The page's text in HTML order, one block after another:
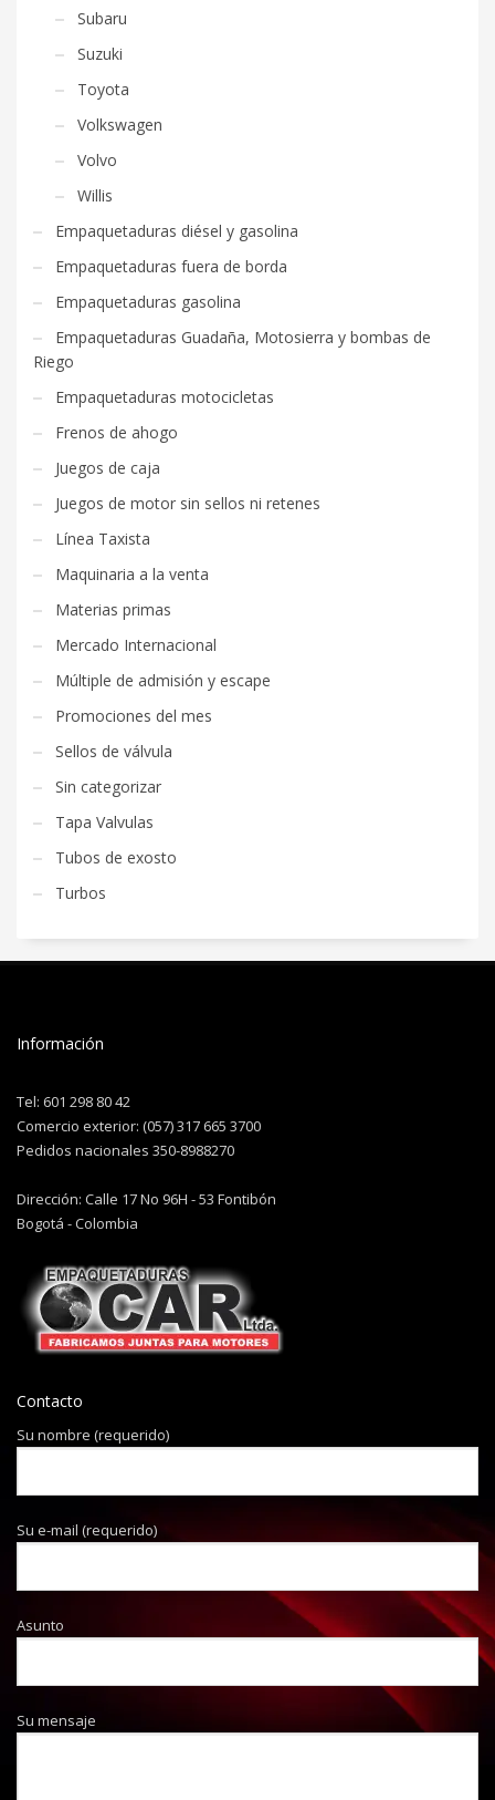
Subaru
Suzuki
Toyota
Volkswagen
Volvo
Willis
Empaquetaduras diésel y gasolina
Empaquetaduras fuera de borda
Empaquetaduras gasolina
Empaquetaduras Guadaña, Motosierra y bombas de
Riego
Empaquetaduras motocicletas
Frenos de ahogo
Juegos de caja
Juegos de motor sin sellos ni retenes
Línea Taxista
Maquinaria a la venta
Materias primas
Mercado Internacional
Múltiple de admisión y escape
Promociones del mes
Sellos de válvula
Sin categorizar
Tapa Valvulas
Tubos de exosto
Turbos
Información
Tel: 601 298 80 42
Comercio exterior: (057) 317 665 3700
Pedidos nacionales 350-8988270
Dirección: Calle 17 No 96H - 53 Fontibón
Bogotá - Colombia
Contacto
Su nombre (requerido)
Su e-mail (requerido)
Asunto
Su mensaje